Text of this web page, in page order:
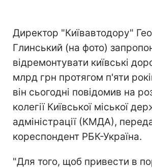
Директор "Київавтодору"
Глинський (на фото)
відремонтувати київські
млрд грн протягом п'яти
він сьогодні повідомив на
колегії Київської міської
адміністрації (КМДА),
кореспондент РБК-Україна.
"Для того, щоб привести в